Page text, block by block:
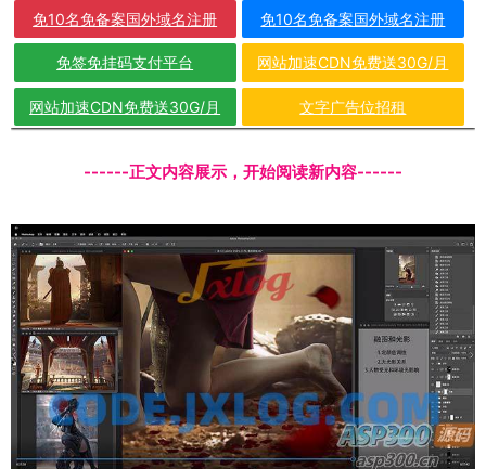
免10名免备案国外域名注册 免10名免备案国外域名注册
免签免挂码支付平台 网站加速CDN免费送30G/月
网站加速CDN免费送30G/月 文字广告位招租
------正文内容展示，开始阅读新内容------